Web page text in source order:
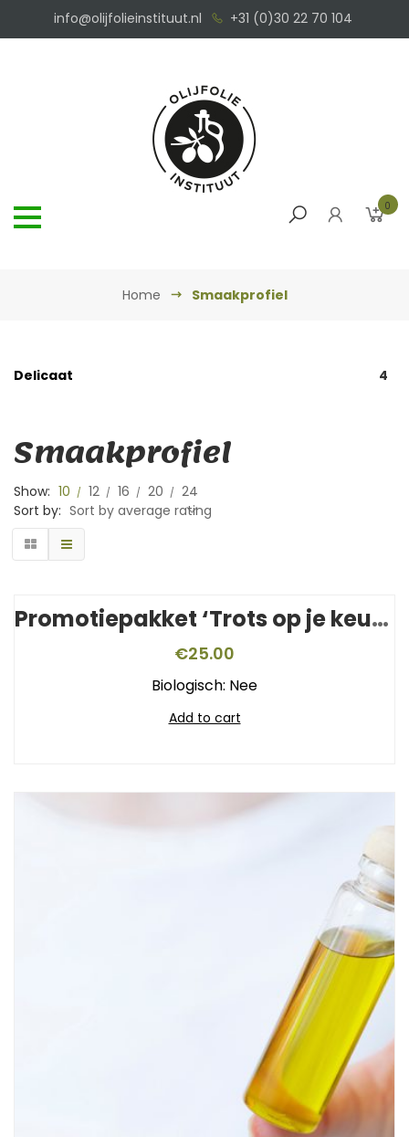
info@olijfolieinstituut.nl +31 (0)30 22 70 104
0
Home Smaakprofiel
Delicaat 4
Smaakprofiel
Show: 10 12 16 20
24
Sort by: Sort by average rating
Promotiepakket ‘Trots op je keurmerk’
€25.00
Biologisch: Nee
Add to cart